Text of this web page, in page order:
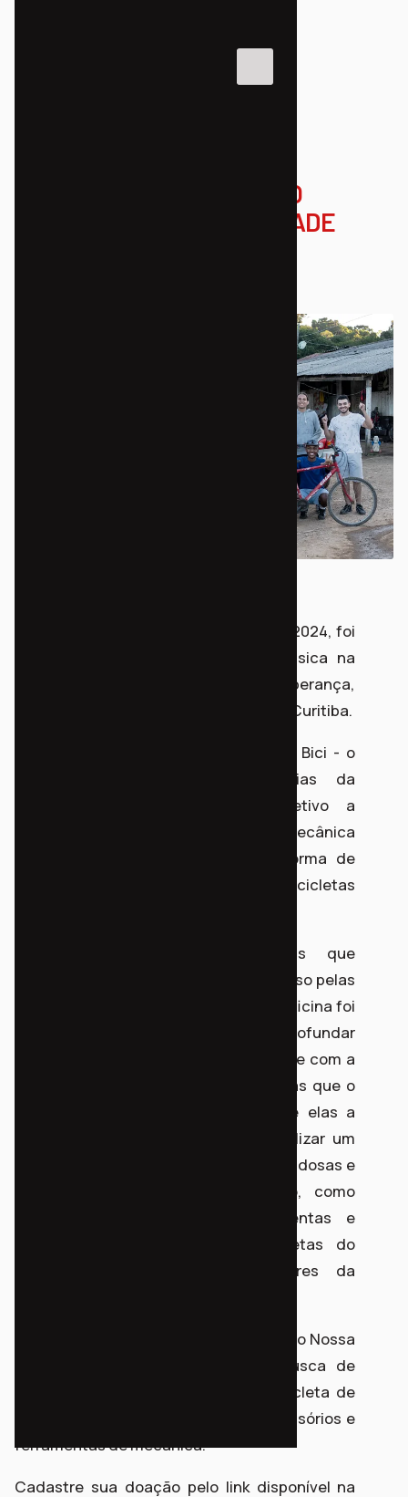
BICICLETAS PARADAS NÃO
MOVIMENTAM A COMUNIDADE
No último sábado, 28 de setembro de 2024, foi
realizada a Oficina de Mecânica Básica na
comunidade Chacrinha - Vila Esperança,
localizada no bairro Alto Boqueirão em Curitiba.
A oficina faz parte do projeto Nossa Bici - o
sistema de bicicletas comunitárias da
Chacrinha - e teve como objetivo a
aproximação dos moradores com a mecânica
das bicicletas, e também, como forma de
mutirão para consertos básicos das bicicletas
Além das bicicletas consertadas que
imediatamente foram colocadas em uso pelas
crianças e jovens da comunidade, a oficina foi
muito importante para o projeto se aprofundar
na relação já existente da comunidade com a
bicicleta e elaborar possíveis melhorias que o
Nossa Bici possa proporcionar. Entre elas a
necessidade do Nossa Bici disponibilizar um
triciclo, para ser utilizado por pessoas idosas e
também facilitar idas ao mercado, como
também a demanda por ferramentas e
calibrador, não só para as bicicletas do
sistema, mas para as particulares da
A campanha de arrecadação do projeto Nossa
Bici segue vigente. Estamos em busca de
triciclos, bicicletas ou peças de bicicleta de
todos os tamanhos, assim como acessórios e
ferramentas de mecânica.
Cadastre sua doação pelo link disponível na